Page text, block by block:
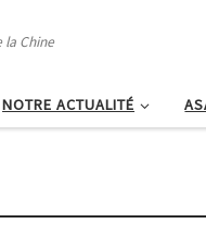
la Chine
NOTRE ACTUALITÉ